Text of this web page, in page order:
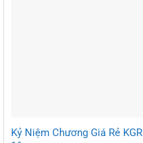
Kỷ Niệm Chương Giá Rẻ KGR